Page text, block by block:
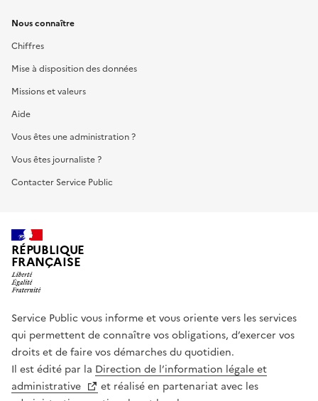
Nous connaître
Chiffres
Mise à disposition des données
Missions et valeurs
Aide
Vous êtes une administration ?
Vous êtes journaliste ?
Contacter Service Public
RÉPUBLIQUE
FRANÇAISE
Service Public vous informe et vous oriente vers les services
qui permettent de connaître vos obligations, d’exercer vos
droits et de faire vos démarches du quotidien.
Il est édité par la Direction de l’information légale et
administrative
et réalisé en partenariat avec les